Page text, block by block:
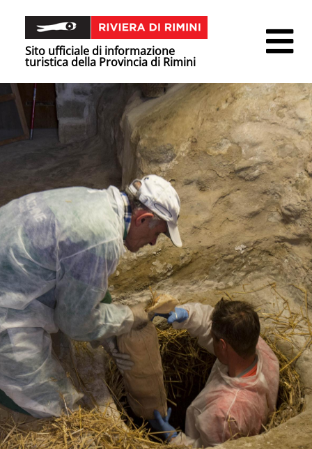
Sito ufficiale di informazione
turistica della Provincia di Rimini